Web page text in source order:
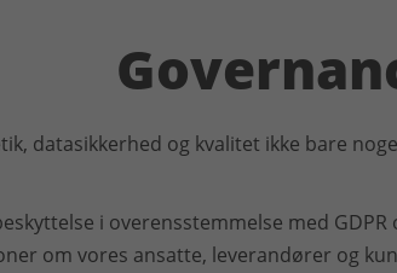
datasikkerhed og kvalitet ikke bare
i overensstemmelse med
om vores ansatte, leverandører og